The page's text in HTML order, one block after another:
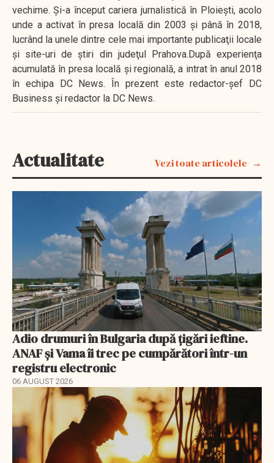
vechime. Şi-a început cariera jurnalistică în Ploieşti, acolo
unde a activat în presa locală din 2003 şi până în 2018,
lucrând la unele dintre cele mai importante publicaţii locale
şi site-uri de ştiri din judeţul Prahova.După experienţa
acumulată în presa locală şi regională, a intrat în anul 2018
în echipa DC News. În prezent este redactor-şef DC
Business şi redactor la DC News.
Actualitate Vezi toate articolele
Adio drumuri în Bulgaria după țigări ieftine.
ANAF și Vama îi trec pe cumpărători într-un
registru electronic
06 AUGUST 2026